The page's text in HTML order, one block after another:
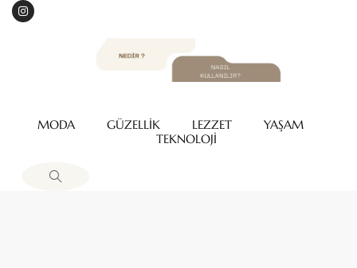
MODA GÜZELLİK LEZZET
YAŞAM
TEKNOLOJİ